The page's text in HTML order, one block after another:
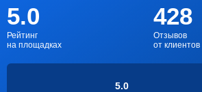
5.0
Рейтинг
на площадках
428
Отзывов
от клиентов
5.0